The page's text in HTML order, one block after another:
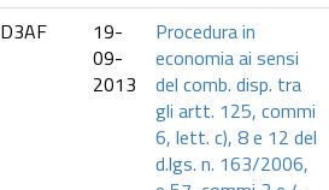
19-
09-
2013
Procedura in
economia ai sensi
del comb. disp. tra
gli artt. 125, commi
6, lett. c), 8 e 12 del
d.lgs. n. 163/2006,